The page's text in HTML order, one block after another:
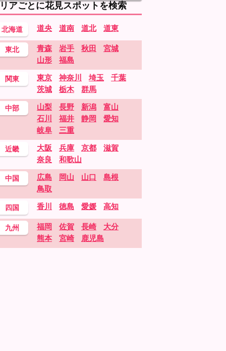
アごとに花見スポットを検索
北海道 道央 道南 道北 道東
東北 青森 岩手 秋田
宮城
山形
福島
関東 東京 神奈川 埼玉
千葉
茨城
栃木 群馬
中部 山梨 長野 新潟
富山
石川
福井 静岡
愛知
岐阜
三重
近畿 大阪 兵庫 京都
滋賀
奈良
和歌山
中国 広島 岡山 山口
島根
鳥取
四国 香川 徳島 愛媛 高知
九州 福岡 佐賀 長崎
大分
熊本
宮崎 鹿児島